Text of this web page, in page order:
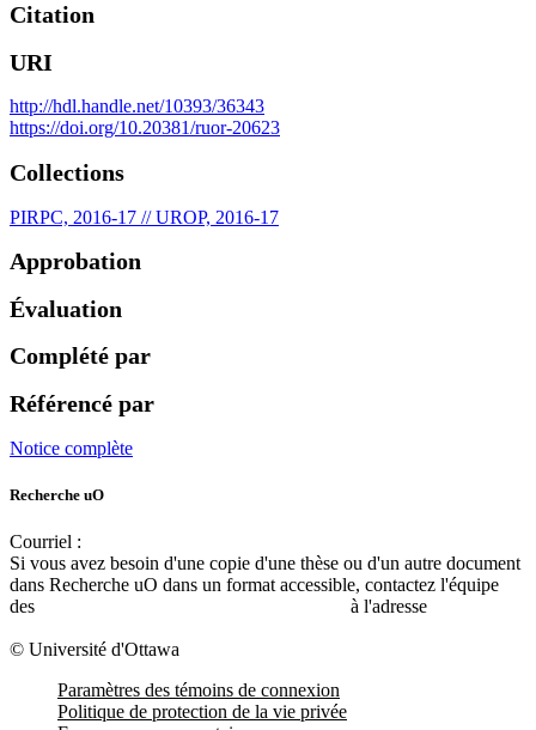
Citation
URI
http://hdl.handle.net/10393/36343
https://doi.org/10.20381/ruor-20623
Collections
PIRPC, 2016-17 // UROP, 2016-17
Approbation
Évaluation
Complété par
Référencé par
Notice complète
Recherche uO
Courriel :
Si vous avez besoin d'une copie d'une thèse ou d'un autre document
dans Recherche uO dans un format accessible, contactez l'équipe
des
à l'adresse
© Université d'Ottawa
Paramètres des témoins de connexion
Politique de protection de la vie privée